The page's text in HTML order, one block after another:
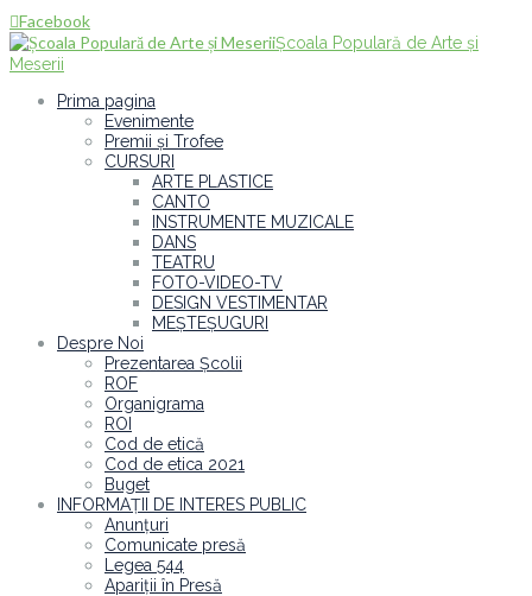
Facebook
Școala Populară de Arte și
Meserii
Prima pagina
Evenimente
Premii și Trofee
CURSURI
ARTE PLASTICE
CANTO
INSTRUMENTE MUZICALE
DANS
TEATRU
FOTO-VIDEO-TV
DESIGN VESTIMENTAR
MEȘTEȘUGURI
Despre Noi
Prezentarea Școlii
ROF
Organigrama
ROI
Cod de etică
Cod de etica 2021
Buget
INFORMAȚII DE INTERES PUBLIC
Anunțuri
Comunicate presă
Legea 544
Apariții în Presă